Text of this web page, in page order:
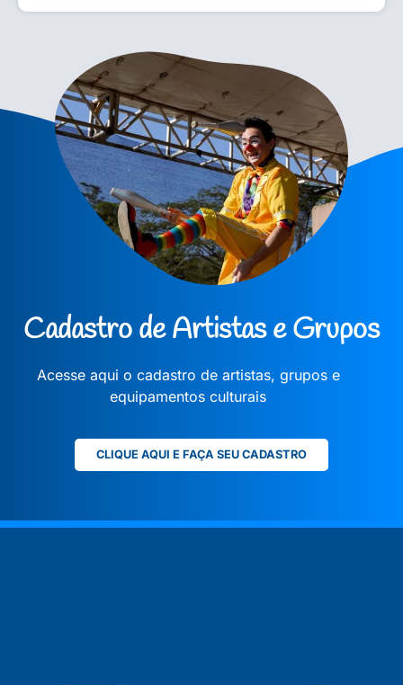
Cadastro de Artistas e Grupos
Acesse aqui o cadastro de artistas, grupos e
equipamentos culturais
CLIQUE AQUI E FAÇA SEU CADASTRO